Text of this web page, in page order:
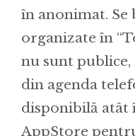
în anonimat. Se
organizate în
nu sunt publice,
din agenda
disponibilă atât
AppStore